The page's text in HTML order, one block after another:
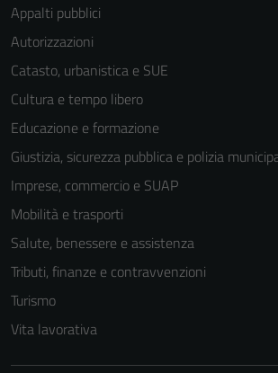
Appalti pubblici
Autorizzazioni
Catasto, urbanistica e SUE
Cultura e tempo libero
Educazione e formazione
Giustizia, sicurezza pubblica e polizia
Imprese, commercio e SUAP
Mobilità e trasporti
Salute, benessere e assistenza
Tributi, finanze e contravvenzioni
Turismo
Vita lavorativa
Questi